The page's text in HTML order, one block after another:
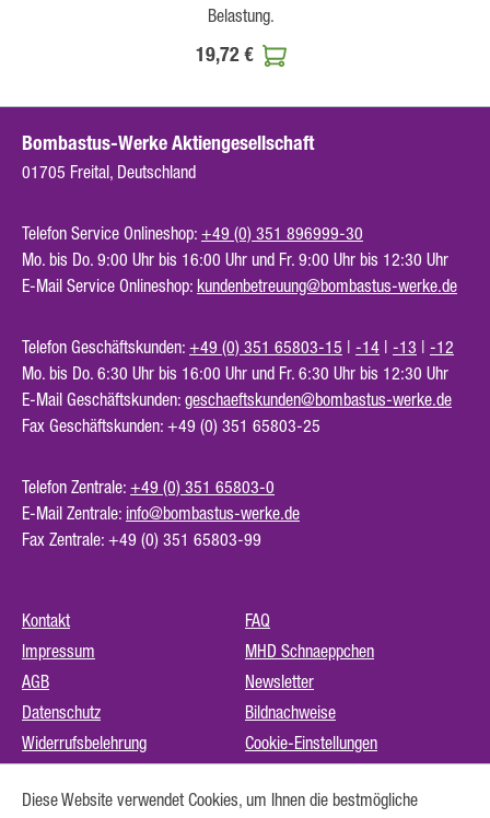
Belastung.
19,72 €
Bombastus-Werke Aktiengesellschaft
01705 Freital, Deutschland
Telefon Service Onlineshop: +49 (0) 351 896999-30
Mo. bis Do. 9:00 Uhr bis 16:00 Uhr und Fr. 9:00 Uhr bis 12:30 Uhr
E-Mail Service Onlineshop: kundenbetreuung@bombastus-werke.de
Telefon Geschäftskunden: +49 (0) 351 65803-15 | -14 | -13 | -12
Mo. bis Do. 6:30 Uhr bis 16:00 Uhr und Fr. 6:30 Uhr bis 12:30 Uhr
E-Mail Geschäftskunden: geschaeftskunden@bombastus-werke.de
Fax Geschäftskunden: +49 (0) 351 65803-25
Telefon Zentrale: +49 (0) 351 65803-0
E-Mail Zentrale: info@bombastus-werke.de
Fax Zentrale: +49 (0) 351 65803-99
Kontakt
Impressum
AGB
Datenschutz
Widerrufsbelehrung
FAQ
MHD Schnaeppchen
Newsletter
Bildnachweise
Cookie-Einstellungen
Barrierefreiheit
Diese Website verwendet Cookies, um Ihnen die bestmögliche